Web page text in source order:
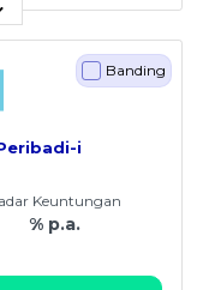
i
Banding
Keuntungan
% p.a.